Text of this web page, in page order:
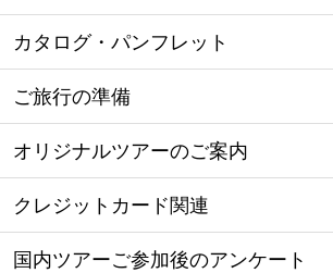
カタログ・パンフレット
ご旅行の準備
オリジナルツアーのご案内
クレジットカード関連
国内ツアーご参加後のアンケート